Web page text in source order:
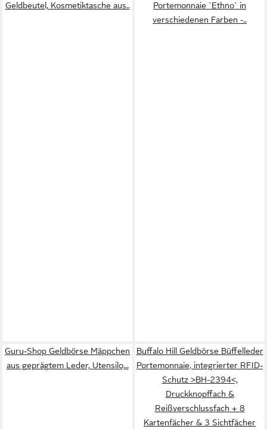
Geldbeutel, Kosmetiktasche aus..
Portemonnaie `Ethno` in
verschiedenen Farben -..
Guru-Shop Geldbörse Mäppchen
aus geprägtem Leder, Utensilo,..
Buffalo Hill Geldbörse Büffelleder
Portemonnaie, integrierter RFID-
Schutz >BH-2394<,
Druckknopffach &
Reißverschlussfach + 8
Kartenfächer & 3 Sichtfächer